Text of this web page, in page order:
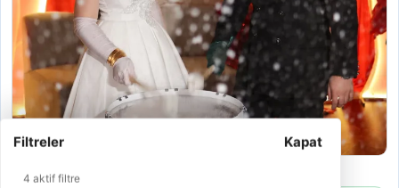
Filtreler Kapat
4 aktif filtre